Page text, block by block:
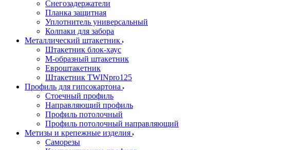
Снегозадержатели
Планка защитная
Уплотнитель универсальный
Колпаки для забора
Металлический штакетник
Штакетник блок-хаус
М-образный штакетник
Евроштакетник
Штакетник TWINpro125
Профиль для гипсокартона
Стоечный профиль
Направляющий профиль
Профиль потолочный
Профиль потолочный направляющий
Метизы и крепежные изделия
Саморезы